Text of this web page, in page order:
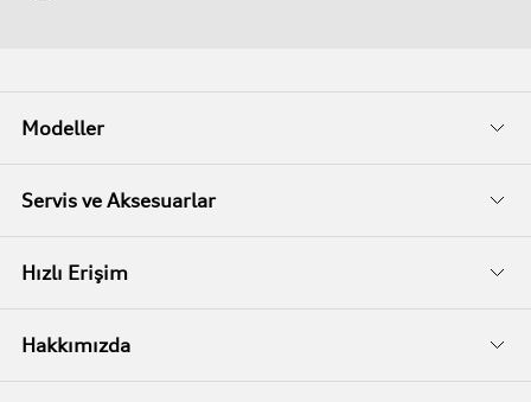
Modeller
Fiyat Listeleri
Kampanyalar
Servis ve Aksesuarlar
Audi Garanti
Audi Kasko
Hızlı Erişim
Servis Randevusu
Hakkımızda